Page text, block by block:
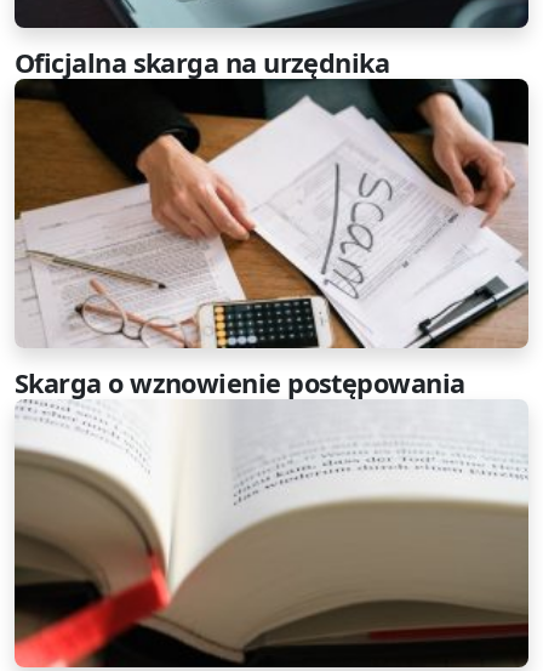
Oficjalna skarga na urzędnika
Skarga o wznowienie postępowania